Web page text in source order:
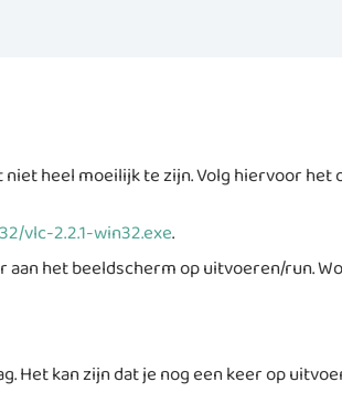
heel moeilijk te zijn. Volg hiervoor
vlc-2.2.1-win32.exe.
het beeldscherm op uitvoeren/run.
Het kan zijn dat je nog een keer op